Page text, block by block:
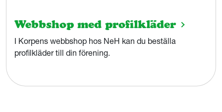
Webbshop med profilkläder
I Korpens webbshop hos NeH kan du beställa
profilkläder till din förening.